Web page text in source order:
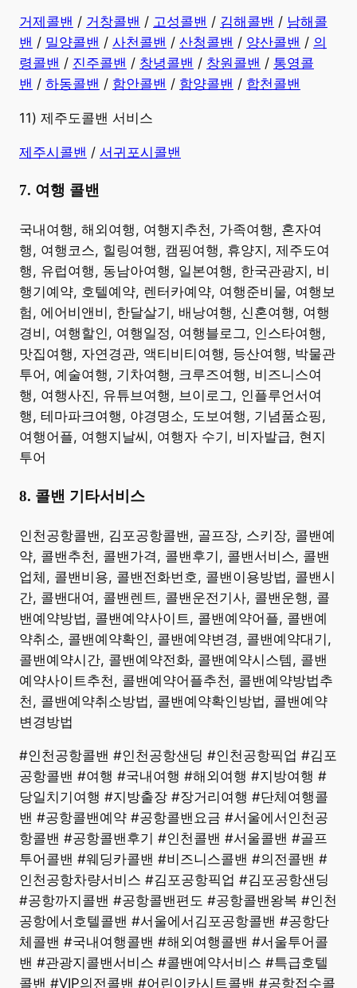
​거제콜밴 / 거창콜밴 / 고성콜밴 / 김해콜밴 / 남해콜
밴 / 밀양콜밴 / 사천콜밴 / 산청콜밴 / 양산콜밴 / 의
령콜밴 / 진주콜밴 / 창녕콜밴 / 창원콜밴 / 통영콜
밴 / 하동콜밴 / 함안콜밴 / 함양콜밴 / 합천콜밴
11) 제주도콜밴 서비스
제주시콜밴 / 서귀포시콜밴
7. 여행 콜밴
​국내여행, 해외여행, 여행지추천, 가족여행, 혼자여
행, 여행코스, 힐링여행, 캠핑여행, 휴양지, 제주도여
행, 유럽여행, 동남아여행, 일본여행, 한국관광지, 비
행기예약, 호텔예약, 렌터카예약, 여행준비물, 여행보
험, 에어비앤비, 한달살기, 배낭여행, 신혼여행, 여행
경비, 여행할인, 여행일정, 여행블로그, 인스타여행,
맛집여행, 자연경관, 액티비티여행, 등산여행, 박물관
투어, 예술여행, 기차여행, 크루즈여행, 비즈니스여
행, 여행사진, 유튜브여행, 브이로그, 인플루언서여
행, 테마파크여행, 야경명소, 도보여행, 기념품쇼핑,
여행어플, 여행지날씨, 여행자 수기, 비자발급, 현지
투어 ​
8. 콜밴 기타서비스
​인천공항콜밴, 김포공항콜밴, 골프장, 스키장, 콜밴예
약, 콜밴추천, 콜밴가격, 콜밴후기, 콜밴서비스, 콜밴
업체, 콜밴비용, 콜밴전화번호, 콜밴이용방법, 콜밴시
간, 콜밴대여, 콜밴렌트, 콜밴운전기사, 콜밴운행, 콜
밴예약방법, 콜밴예약사이트, 콜밴예약어플, 콜밴예
약취소, 콜밴예약확인, 콜밴예약변경, 콜밴예약대기,
콜밴예약시간, 콜밴예약전화, 콜밴예약시스템, 콜밴
예약사이트추천, 콜밴예약어플추천, 콜밴예약방법추
천, 콜밴예약취소방법, 콜밴예약확인방법, 콜밴예약
변경방법
#인천공항콜밴 #인천공항샌딩 #인천공항픽업 #김포
공항콜밴 #여행 #국내여행 #해외여행 #지방여행 #
당일치기여행 #지방출장 #장거리여행 #단체여행콜
밴 #공항콜밴예약 #공항콜밴요금 #서울에서인천공
항콜밴 #공항콜밴후기 #인천콜밴 #서울콜밴 #골프
투어콜밴 #웨딩카콜밴 #비즈니스콜밴 #의전콜밴 #
인천공항차량서비스 #김포공항픽업 #김포공항샌딩
#공항까지콜밴 #공항콜밴편도 #공항콜밴왕복 #인천
공항에서호텔콜밴 #서울에서김포공항콜밴 #공항단
체콜밴 #국내여행콜밴 #해외여행콜밴 #서울투어콜
밴 #관광지콜밴서비스 #콜밴예약서비스 #특급호텔
콜밴 #VIP의전콜밴 #어린이카시트콜밴 #공항접수콜